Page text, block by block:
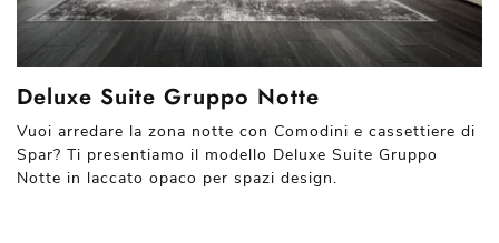
Deluxe Suite Gruppo Notte
Vuoi arredare la zona notte con Comodini e cassettiere di
Spar? Ti presentiamo il modello Deluxe Suite Gruppo
Notte in laccato opaco per spazi design.